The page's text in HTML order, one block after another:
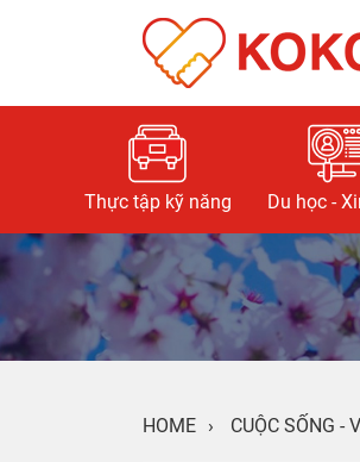
Thực tập kỹ năng Du học -
HOME › CUỘC SỐNG -